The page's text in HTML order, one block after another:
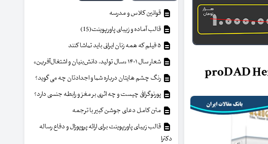
قوانین کلاس و مدرسه
قالب آماده و زیبای پاورپوینت(15)
شعار سال ۱۴۰۱ «سال تولید، دانش‌بنیان و اشتغال‌آفرین»
رنگ چشم هایتان درباره شما و اجدادتان چه می گوید؟
پورنوگرافی چیست و چه اثری بر مغز و رابطه جنسی دارد؟
متن کامل دعای جوشن کبیر با ترجمه
قالب زیبای پاورپوینت برای ارائه پروپوزال و دفاع رساله
دکترا